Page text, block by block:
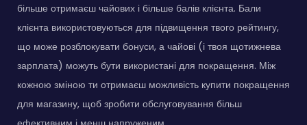
більше отримаєш чайових і більше балів клієнта. Бали
клієнта використовуються для підвищення твого рейтингу,
що може розблокувати бонуси, а чайові (і твоя щотижнева
зарплата) можуть бути використані для покращення. Між
кожною зміною ти отримаєш можливість купити покращення
для магазину, щоб зробити обслуговування більш